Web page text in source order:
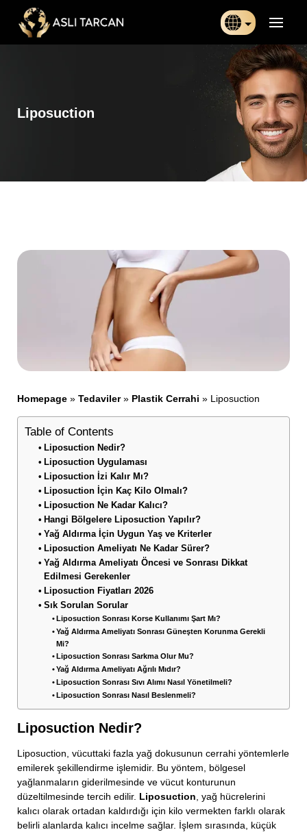
Türkçe
日本語
Indonesia
Български
Français
English
Liposuction
Homepage » Tedaviler» Plastik Cerrahi » Liposuction
Table of Contents
Liposuction Nedir?
Liposuction Uygulaması
Liposuction İzi Kalır Mı?
Liposuction İçin Kaç Kilo Olmalı?
Liposuction Ne Kadar Kalıcı?
Hangi Bölgelere Liposuction Yapılır?
Yağ Aldırma İçin Uygun Yaş ve Kriterler
Liposuction Ameliyatı Ne Kadar Sürer?
Yağ Aldırma Ameliyatı Öncesi ve Sonrası Dikkat
Edilmesi Gerekenler
Liposuction Fiyatları 2026
Sık Sorulan Sorular
Liposuction Sonrası Korse Kullanımı Şart Mı?
Yağ Aldırma Ameliyatı Sonrası Güneşten Korunma Gerekli
Mi?
Liposuction Sonrası Sarkma Olur Mu?
Yağ Aldırma Ameliyatı Ağrılı Mıdır?
Liposuction Sonrası Sıvı Alımı Nasıl Yönetilmeli?
Liposuction Sonrası Nasıl Beslenmeli?
Liposuction Nedir?
Liposuction, vücuttaki fazla yağ dokusunun cerrahi yöntemlerle
emilerek şekillendirme işlemidir. Bu yöntem, bölgesel
yağlanmaların giderilmesinde ve vücut konturunun
düzeltilmesinde tercih edilir. Liposuction , yağ hücrelerini
kalıcı olarak ortadan kaldırdığı için kilo vermekten farklı olarak
belirli alanlarda kalıcı incelme sağlar. İşlem sırasında, küçük